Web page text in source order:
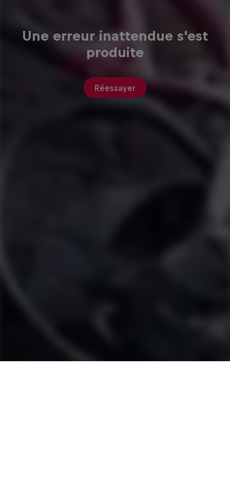
Une erreur inattendue s'est
produite
Réessayer